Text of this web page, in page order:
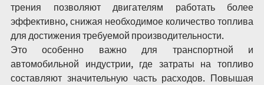
трения позволяют двигателям работать более
эффективно, снижая необходимое количество топлива
для достижения требуемой производительности.
Это особенно важно для транспортной и
автомобильной индустрии, где затраты на топливо
составляют значительную часть расходов. Повышая